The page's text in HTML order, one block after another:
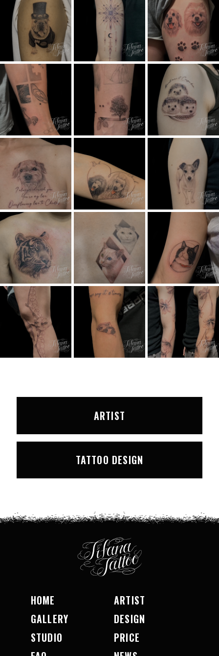
ARTIST
TATTOO DESIGN
HOME
ARTIST
GALLERY
DESIGN
STUDIO
PRICE